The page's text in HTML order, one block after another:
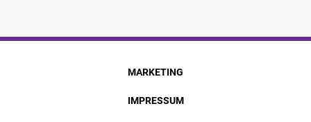
MARKETING
IMPRESSUM